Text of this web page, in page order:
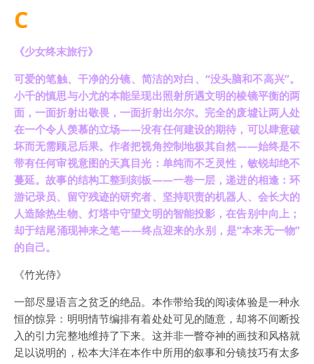
C
《少女终末旅行》
可爱的笔触、干净的分镜、简洁的对白、“没头脑和不高兴”。
小千的慎思与小尤的本能呈现出照射所遇文明的棱镜平衡的两
面，一面折射出敬畏，一面折射出尔尔。完全的废墟让两人处
在一个令人羡慕的立场——没有任何建设的期待，可以肆意破
坏而无需顾忌后果。作者把视角控制地极其自然——始终是不
带有任何审视意图的天真目光：单纯而不乏灵性，敏锐却绝不
蔓延。故事的结构工整到刻板——一卷一层，递进的相逢：环
游记录员、留守残迹的研究者、坚持职责的机器人、会长大的
人造除热生物、灯塔中守望文明的智能投影，在告别中向上；
却于结尾涌现神来之笔——终点迎来的永别，是“本来无一物”
的自己。
《竹光侍》
一部尽显语言之贫乏的绝品。本作带给我的阅读体验是一种永
恒的惊异：明明情节编排有着处处可见的随意，却将不间断投
入的引力完整地维持了下来。这并非一瞥夺神的画技和风格就
足以说明的，松本大洋在本作中所用的叙事和分镜技巧有太多